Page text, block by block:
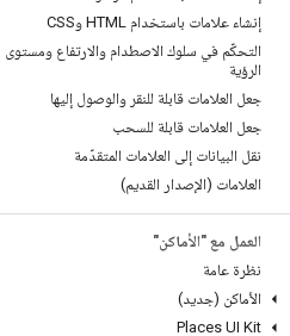
إنشاء علامات باستخدام HTML وCSS
التحكّم في سلوك الاصطدام والارتفاع ومستوى
الرؤية
جعل العلامات قابلة للنقر والوصول إليها
جعل العلامات قابلة للسحب
نقل البيانات إلى العلامات المتقدّمة
العلامات (الإصدار القديم)
العمل مع "الأماكن"
نظرة عامة
الأماكن (جديد)
Places UI Kit